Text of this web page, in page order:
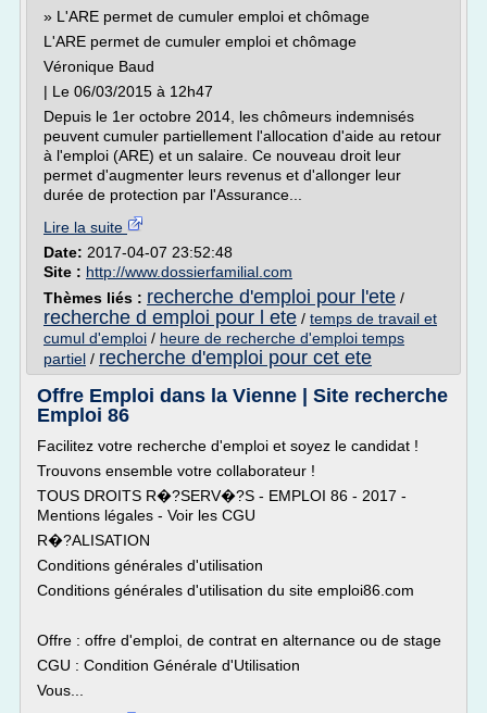
» L'ARE permet de cumuler emploi et chômage
L'ARE permet de cumuler emploi et chômage
Véronique Baud
| Le 06/03/2015 à 12h47
Depuis le 1er octobre 2014, les chômeurs indemnisés
peuvent cumuler partiellement l'allocation d'aide au retour
à l'emploi (ARE) et un salaire. Ce nouveau droit leur
permet d'augmenter leurs revenus et d'allonger leur
durée de protection par l'Assurance...
Lire la suite
Date: 2017-04-07 23:52:48
Site : http://www.dossierfamilial.com
Thèmes liés : recherche d'emploi pour l'ete /
recherche d emploi pour l ete / temps de travail et
cumul d'emploi / heure de recherche d'emploi temps
partiel / recherche d'emploi pour cet ete
Offre Emploi dans la Vienne | Site recherche
Emploi 86
Facilitez votre recherche d'emploi et soyez le candidat !
Trouvons ensemble votre collaborateur !
TOUS DROITS R�?SERV�?S - EMPLOI 86 - 2017 -
Mentions légales - Voir les CGU
R�?ALISATION
Conditions générales d'utilisation
Conditions générales d'utilisation du site emploi86.com
Offre : offre d'emploi, de contrat en alternance ou de stage
CGU : Condition Générale d'Utilisation
Vous...